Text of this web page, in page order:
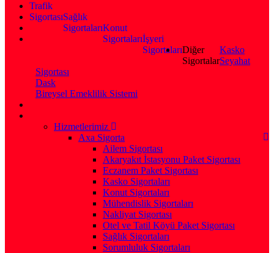
Trafik
SigortasıSağlık
SigortalarıKonut
Sigortalarıİşyeri
SigortalarıDiğer
Sigortalar
Kasko
Seyahat
Sigortası
Dask
Bireysel Emeklilik Sistemi
Hizmetlerimiz
Axa Sigorta
Ailem Sigortası
Akaryakıt İstasyonu Paket Sigortası
Eczanem Paket Sigortası
Kasko Sigortaları
Konut Sigortaları
Mühendislik Sigortaları
Nakliyat Sigortası
Otel ve Tatil Köyü Paket Sigortası
Sağlık Sigortaları
Sorumluluk Sigortaları